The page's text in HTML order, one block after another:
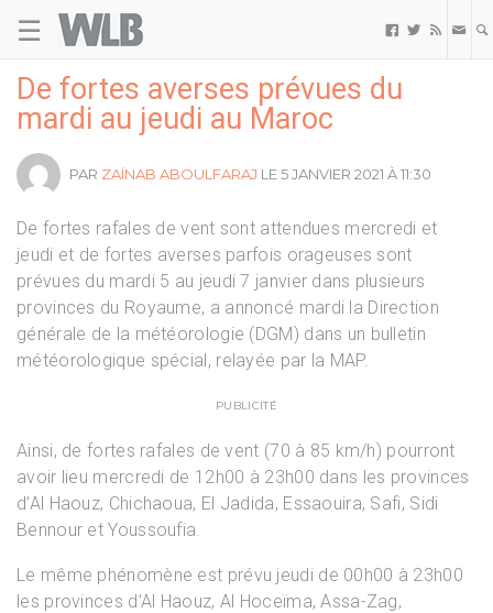
☰   
De fortes averses prévues du
mardi au jeudi au Maroc
PAR ZAÏNAB ABOULFARAJ LE 5 JANVIER 2021 À 11:30
De fortes rafales de vent sont attendues mercredi et
jeudi et de fortes averses parfois orageuses sont
prévues du mardi 5 au jeudi 7 janvier dans plusieurs
provinces du Royaume, a annoncé mardi la Direction
générale de la météorologie (DGM) dans un bulletin
météorologique spécial, relayée par la MAP.
PUBLICITÉ
Ainsi, de fortes rafales de vent (70 à 85 km/h) pourront
avoir lieu mercredi de 12h00 à 23h00 dans les provinces
d’Al Haouz, Chichaoua, El Jadida, Essaouira, Safi, Sidi
Bennour et Youssoufia.
Le même phénomène est prévu jeudi de 00h00 à 23h00
les provinces d’Al Haouz, Al Hoceïma, Assa-Zag,